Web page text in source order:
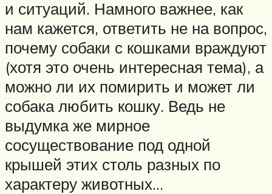
и ситуаций. Намного важнее, как
нам кажется, ответить не на вопрос,
почему собаки с кошками враждуют
(хотя это очень интересная тема), а
можно ли их помирить и может ли
собака любить кошку. Ведь не
выдумка же мирное
сосуществование под одной
крышей этих столь разных по
характеру животных…